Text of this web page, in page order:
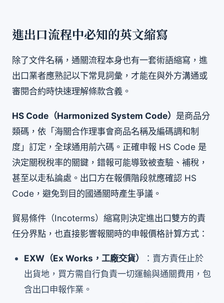
進出口流程中必知的英文縮寫
除了文件名稱，通關流程本身也有一套術語縮寫，進
出口業者應熟記以下常見詞彙，才能在與外方溝通或
審閱合約時快速理解條款含義。
HS Code（Harmonized System Code） 是商品分
類碼，依「海關合作理事會商品名稱及編碼調和制
度」訂定，全球通用前六碼。正確申報 HS Code 是
決定關稅稅率的關鍵，錯報可能導致被查驗、補稅，
甚至以走私論處。出口方在報價階段就應確認 HS
Code，避免到目的國通關時產生爭議。
貿易條件（Incoterms）縮寫則決定進出口雙方的責
任分界點，也直接影響報關時的申報價格計算方式：
EXW（Ex Works，工廠交貨）
：賣方責任止於
出貨地，買方需自行負責一切運輸與通關費用，包
含出口申報作業。